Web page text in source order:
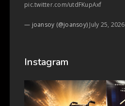
pic.twitter.com/utdFKupAxf
— joansoy (@joansoy) July 25, 2026
Instagram